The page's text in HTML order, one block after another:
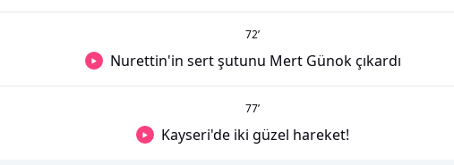
72’
Nurettin'in sert şutunu Mert Günok çıkardı
77’
Kayseri'de iki güzel hareket!